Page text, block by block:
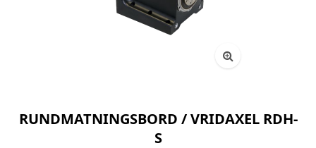
RUNDMATNINGSBORD / VRIDAXEL RDH-
S